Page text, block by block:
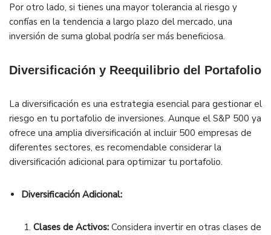
Por otro lado, si tienes una mayor tolerancia al riesgo y
confías en la tendencia a largo plazo del mercado, una
inversión de suma global podría ser más beneficiosa.
Diversificación y Reequilibrio del Portafolio
La diversificación es una estrategia esencial para gestionar el
riesgo en tu portafolio de inversiones. Aunque el S&P 500 ya
ofrece una amplia diversificación al incluir 500 empresas de
diferentes sectores, es recomendable considerar la
diversificación adicional para optimizar tu portafolio.
Diversificación Adicional:
Clases de Activos: Considera invertir en otras clases de